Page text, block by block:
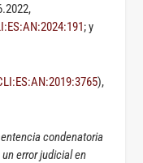
; y
),
condenatoria
error judicial en